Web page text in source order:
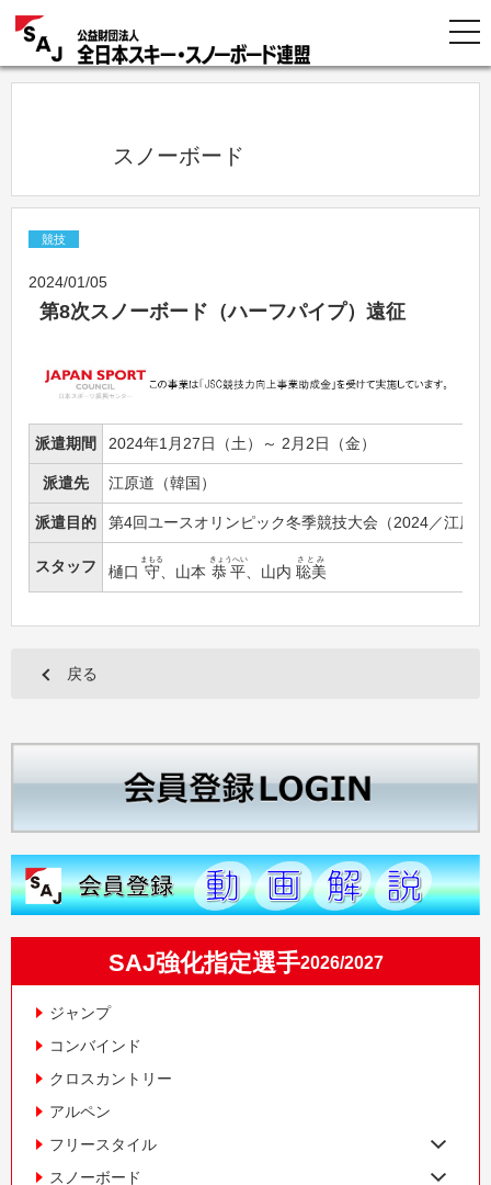
            スノーボード
競技
2024/01/05
第8次スノーボード（ハーフパイプ）遠征
派遣期間 2024年1月27日（土）～ 2月2日（金）
派遣先 江原道（韓国）
派遣目的 第4回ユースオリンピック冬季競技大会（2024／江原
スタッフ 樋口 守
まもる
、山本 恭平
きょうへい
、山内 聡美
さとみ
戻る
SAJ強化指定選手2026/2027
ジャンプ
コンバインド
クロスカントリー
アルペン
フリースタイル
スノーボード